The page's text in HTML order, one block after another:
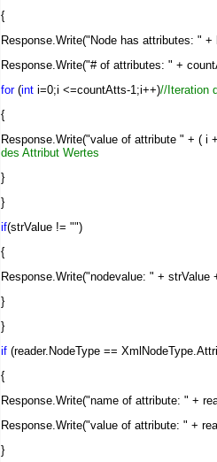
{
Response.Write("Node has attributes: "
Response.Write("# of attributes: " +
for(inti=0;i <=countAtts-1;i++)//Iteration
{
Response.Write("value of attribute " + ( i
des Attribut Wertes
}
}
if(strValue != "")
{
Response.Write("nodevalue: " + strValue
}
}
if(reader.NodeType ==
{
Response.Write("name of attribute: " +
Response.Write("value of attribute: " +
}